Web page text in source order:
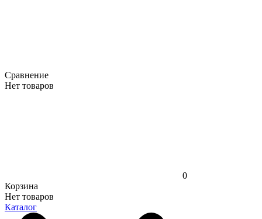
Сравнение
Нет товаров
0
Корзина
Нет товаров
Каталог